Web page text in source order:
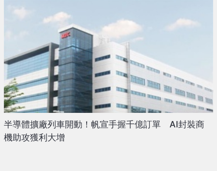
半導體擴廠列車開動！帆宣手握千億訂單 AI封裝商
機助攻獲利大增